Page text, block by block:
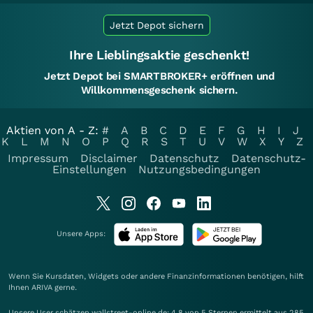
Jetzt Depot sichern
Ihre Lieblingsaktie geschenkt!
Jetzt Depot bei SMARTBROKER+ eröffnen und
Willkommensgeschenk sichern.
Aktien von A - Z: # A B C D E F G H I
J
K
L M N O P Q R S T U V W X Y
Z
Impressum
Disclaimer Datenschutz
Datenschutz-
Einstellungen
Nutzungsbedingungen
Unsere Apps:
Wenn Sie Kursdaten, Widgets oder andere Finanzinformationen benötigen, hilft
Ihnen ARIVA gerne.